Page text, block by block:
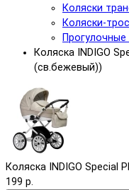
Коляски
Коляски-
Прогулочные
Коляска INDIGO
(св.бежевый))
Коляска INDIGO Special
199 р.